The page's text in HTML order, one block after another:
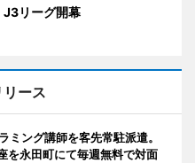
リーグ開幕
ース
ミング講師を客先常駐派遣。
永田町にて毎週無料で対面